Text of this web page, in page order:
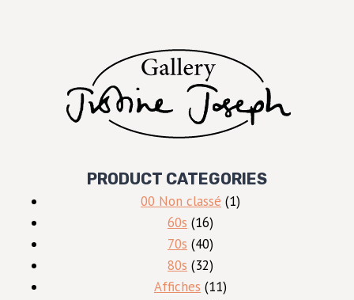
PRODUCT CATEGORIES
00 Non classé 11
60s 1616
produits
70s 4040
produits
80s 3232
produits
Affiches 1111